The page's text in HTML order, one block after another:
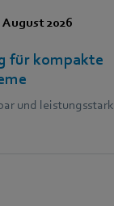
August 2026
für kompakte
und leistungsstark